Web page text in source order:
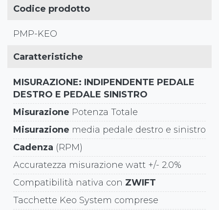
Codice prodotto
PMP-KEO
Caratteristiche
MISURAZIONE: INDIPENDENTE PEDALE
DESTRO E PEDALE SINISTRO
Misurazione Potenza Totale
Misurazione media pedale destro e sinistro
Cadenza (RPM)
Accuratezza misurazione watt +/- 2.0%
Compatibilità nativa con ZWIFT
Tacchette Keo System comprese